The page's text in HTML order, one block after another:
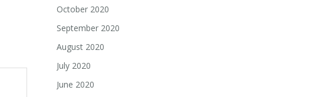
October 2020
September 2020
August 2020
July 2020
June 2020